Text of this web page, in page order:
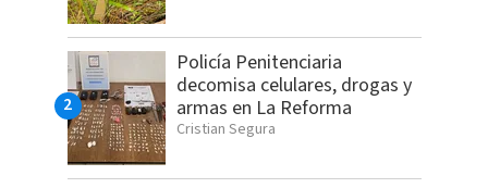
Policía Penitenciaria
decomisa celulares, drogas y
armas en La Reforma
Cristian Segura